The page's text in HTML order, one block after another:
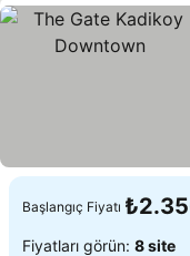
Başlangıç Fiyatı
Fiyatları görün: 8 site